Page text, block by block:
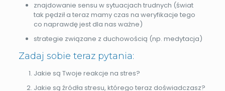
znajdowanie sensu w sytuacjach trudnych (świat
tak pędził a teraz mamy czas na weryfikacje tego
co naprawdę jest dla nas ważne)
strategie związane z duchowością (np. medytacja)
Zadaj sobie teraz pytania:
Jakie są Twoje reakcje na stres?
Jakie są źródła stresu, którego teraz doświadczasz?